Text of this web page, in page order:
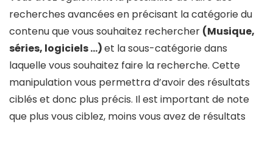
recherches avancées en précisant la catégorie du
contenu que vous souhaitez rechercher (Musique,
séries, logiciels …)et la sous-catégorie dans
laquelle vous souhaitez faire la recherche. Cette
manipulation vous permettra d’avoir des résultats
ciblés et donc plus précis. Il est important de note
que plus vous ciblez, moins vous avez de résultats